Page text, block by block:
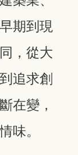
期到現
，從大
追求創
在變，
味。